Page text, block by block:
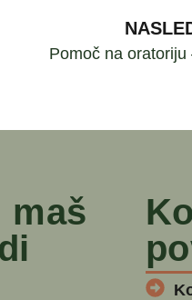
Pomoč na
maš